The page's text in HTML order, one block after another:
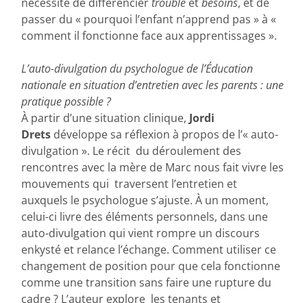
passer du « pourquoi l’enfant n’apprend pas » à «
comment il fonctionne face aux apprentissages ».
L’auto-divulgation du psychologue de l’Éducation
nationale en situation d’entretien avec les parents : une
pratique possible ?
À partir d’une situation clinique, Jordi
Drets développe sa réflexion à propos de l’« auto-
divulgation ». Le récit du déroulement des
rencontres avec la mère de Marc nous fait vivre les
mouvements qui traversent l’entretien et
auxquels le psychologue s’ajuste. À un moment,
celui-ci livre des éléments personnels, dans une
auto-divulgation qui vient rompre un discours
enkysté et relance l’échange. Comment utiliser ce
changement de position pour que cela fonctionne
comme une transition sans faire une rupture du
cadre ? L’auteur explore les tenants et